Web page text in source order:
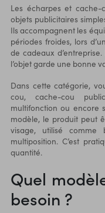
Les écharpes et cache-
objets publicitaires
Ils accompagnent les
périodes froides, lors
decadeaux d’entreprise.
l’objet garde une bonne
Dans cette catégorie,
cou, cache-cou
multifonction ou encore
modèle, le produit peut
visage, utilisé comme
multiposition. C’est
quantité.
Quel
besoin ?